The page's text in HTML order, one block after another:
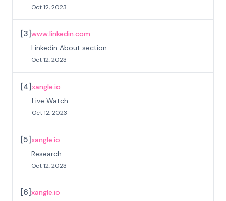
Oct 12, 2023
[3]www.linkedin.com
Linkedin About section
Oct 12, 2023
[4]xangle.io
Live Watch
Oct 12, 2023
[5]xangle.io
Research
Oct 12, 2023
[6]xangle.io